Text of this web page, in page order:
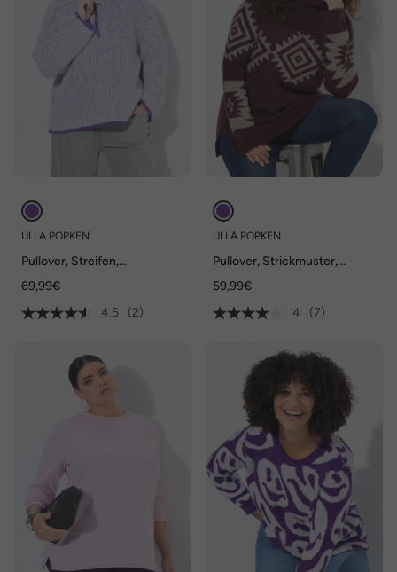
ULLA POPKEN
Pullover, Streifen,
69,99€
4.5
(2)
ULLA POPKEN
Pullover, Strickmuster,
59,99€
4
(7)